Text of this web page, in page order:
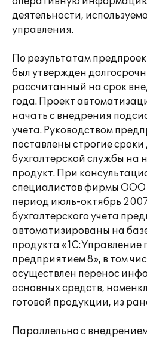
деятельности,
управления.
По результатам
был утвержден
рассчитанный на срок
года. Проект
начать с внедрения
учета. Руководством
поставлены строгие
бухгалтерской службы на
продукт. При
специалистов фирмы ООО
период июль-октябрь
бухгалтерского учета
автоматизированы на
продукта «1С:Управление
предприятием 8», в том
осуществлен перенос
основных средств,
готовой продукции, из
Параллельно с